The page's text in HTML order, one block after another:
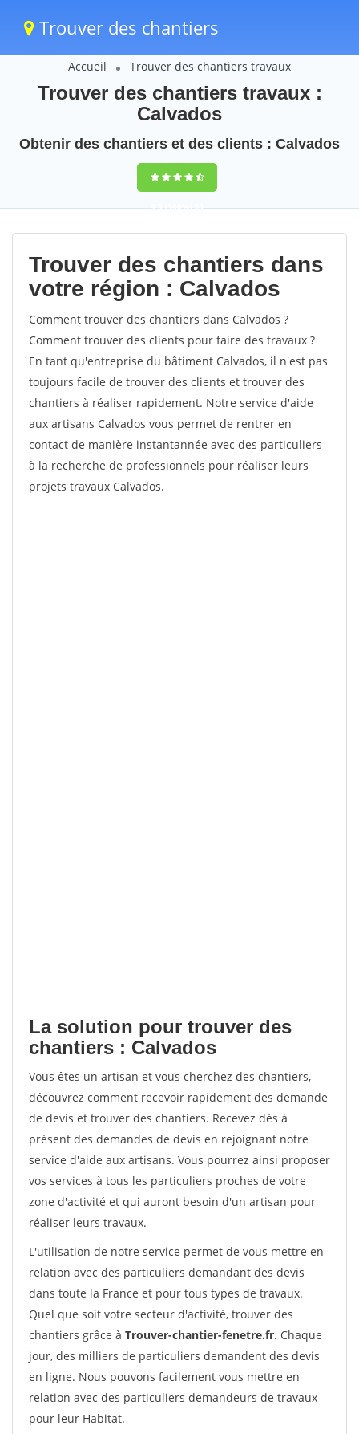
Trouver des chantiers
Accueil Trouver des chantiers travaux
Trouver des chantiers travaux :
Calvados
Obtenir des chantiers et des clients : Calvados
9,5(100%)55
votes
Trouver des chantiers dans
votre région : Calvados
Comment trouver des chantiers dans Calvados ?
Comment trouver des clients pour faire des travaux ?
En tant qu'entreprise du bâtiment Calvados, il n'est pas
toujours facile de trouver des clients et trouver des
chantiers à réaliser rapidement. Notre service d'aide
aux artisans Calvados vous permet de rentrer en
contact de manière instantannée avec des particuliers
à la recherche de professionnels pour réaliser leurs
projets travaux Calvados.
La solution pour trouver des
chantiers : Calvados
Vous êtes un artisan et vous cherchez des chantiers,
découvrez comment recevoir rapidement des demande
de devis et trouver des chantiers. Recevez dès à
présent des demandes de devis en rejoignant notre
service d'aide aux artisans. Vous pourrez ainsi proposer
vos services à tous les particuliers proches de votre
zone d'activité et qui auront besoin d'un artisan pour
réaliser leurs travaux.
L'utilisation de notre service permet de vous mettre en
relation avec des particuliers demandant des devis
dans toute la France et pour tous types de travaux.
Quel que soit votre secteur d'activité, trouver des
chantiers grâce à Trouver-chantier-fenetre.fr. Chaque
jour, des milliers de particuliers demandent des devis
en ligne. Nous pouvons facilement vous mettre en
relation avec des particuliers demandeurs de travaux
pour leur Habitat.